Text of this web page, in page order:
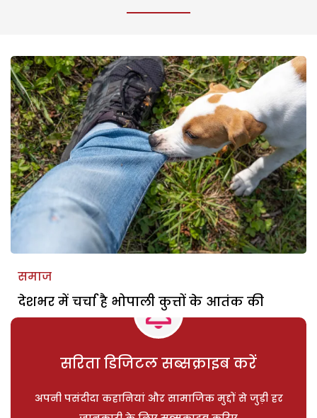
समाज
देशभर में चर्चा है भोपाली कुत्तों के आतंक की
सरिता डिजिटल सब्सक्राइब करें
अपनी पसंदीदा कहानियां और सामाजिक मुद्दों से जुड़ी हर